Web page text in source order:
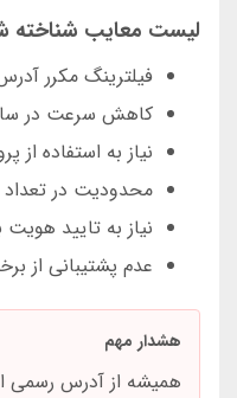
لیست معایب شناخته
فیلترینگ مکرر
کاهش سرعت در
نیاز به استفاده از
محدودیت در تعداد
نیاز به تایید
عدم پشتیبانی از
هشدار مهم
همیشه از آدرس رسمی